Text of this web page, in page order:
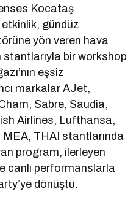
Kocataş
etkinlik, gündüz
yön veren hava
stantlarıyla bir workshop
eşsiz
markalar AJet,
Sabre, Saudia,
Airlines, Lufthansa,
THAI stantlarında
program, ilerleyen
canlı performanslarla
dönüştü.